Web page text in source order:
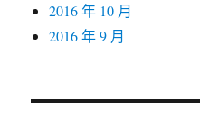
2016 年 10 月
2016 年 9 月